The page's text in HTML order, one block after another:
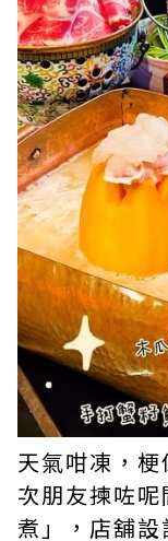
天氣咁凍，
次朋友揀咗
煮」，店舖